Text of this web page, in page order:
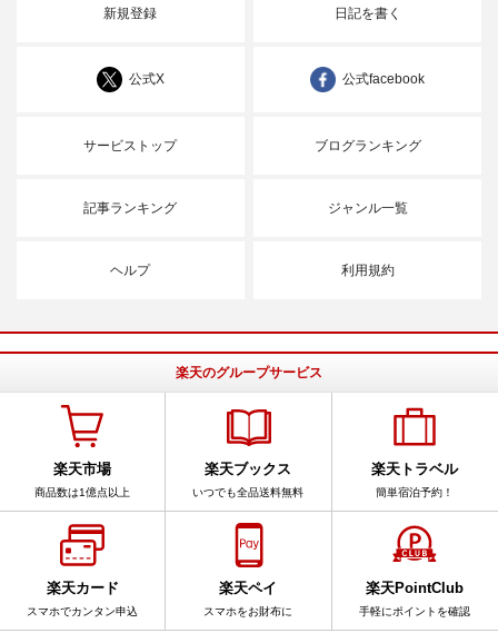
新規登録 日記を書く
公式X 公式facebook
サービストップ ブログランキング
記事ランキング ジャンル一覧
ヘルプ 利用規約
楽天のグループサービス
楽天市場
商品数は1億点以上
楽天ブックス
いつでも全品送料無料
楽天トラベル
簡単宿泊予約！
楽天カード
スマホでカンタン申込
楽天ペイ
スマホをお財布に
楽天PointClub
手軽にポイントを確認